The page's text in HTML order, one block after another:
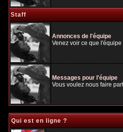
Staff
Annonces de l'équipe
Venez voir ce que
Messages pour l'équipe
Vous voulez nous faire
Qui est en ligne ?